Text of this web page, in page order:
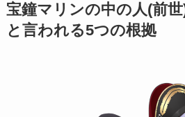
宝鐘マリンの中の人(前世
と言われる5つの根拠